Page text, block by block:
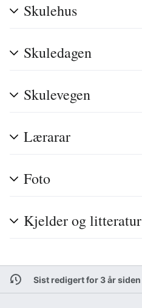
Skulehus
Skuledagen
Skulevegen
Lærarar
Foto
Kjelder og litteratur
Sist redigert for 3 år siden